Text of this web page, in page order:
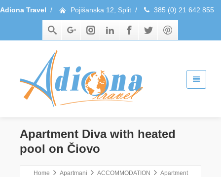
Adiona Travel / Pojišanska 12, Split / 385 (0) 21 642 855
Apartment Diva with heated
pool on Čiovo
Home Apartmani ACCOMMODATION
Apartment